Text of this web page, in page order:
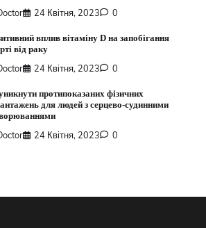
24 Квітня, 2023 0
вплив вітаміну D на запобігання
від раку
24 Квітня, 2023 0
протипоказаних фізичних
для людей з серцево-судинними
24 Квітня, 2023 0